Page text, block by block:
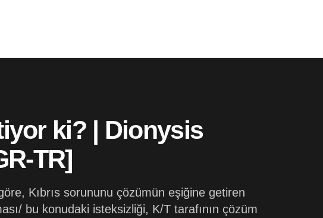
ki? | Dionysis
TR]
Kıbrıs sorununu çözümün eşiğine getiren
bu konudaki isteksizliği, K/T tarafının çözüm